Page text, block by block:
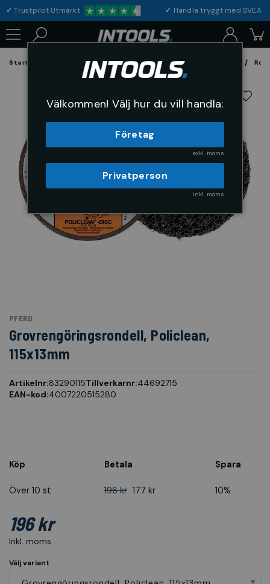
✓Trustpilot Utmärkt ✓ Handla tryggt med
Startsida Förbrukning & Maskintillbehör Fil, Slip och Borstar
PFERD
Grovrengöringsrondell, Policlean,
115x13mm
Artikelnr:83290115Tillverkarnr:44692715
EAN-kod:4007220515280
Köp Betala Spara
Över 10 st 196 kr 177 kr 10%
Inkl. moms
196 kr
Välj variant
Välkommen! Välj hur du vill handla:
Företag
exkl. moms
Privatperson
inkl. moms